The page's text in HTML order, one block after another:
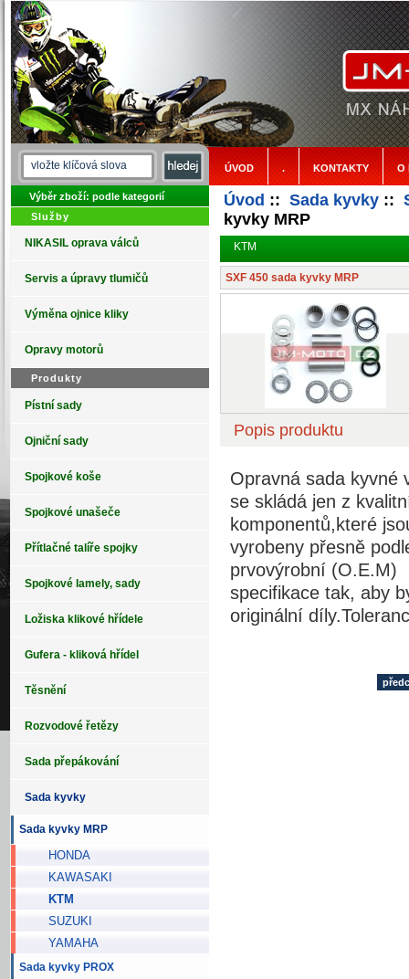
ÚVOD . KONTAKTY O
Výběr zboží: podle kategorií
Služby
NIKASIL oprava válců
Servis a úpravy tlumičů
Výměna ojnice kliky
Opravy motorů
Produkty
Pístní sady
Ojniční sady
Spojkové koše
Spojkové unašeče
Přítlačné talíře spojky
Spojkové lamely, sady
Ložiska klikové hřídele
Gufera - kliková hřídel
Těsnění
Rozvodové řetězy
Sada přepákování
Sada kyvky
Sada kyvky MRP
HONDA
KAWASAKI
KTM
SUZUKI
YAMAHA
Sada kyvky PROX
Úvod :: Sada kyvky::
kyvky MRP
KTM
SXF 450 sada kyvky MRP
Popis produktu
Opravná sada kyvné
se skládá jen z
komponentů,které
vyrobeny přesně
prvovýrobní (O.E.M)
specifikace tak, aby
originální